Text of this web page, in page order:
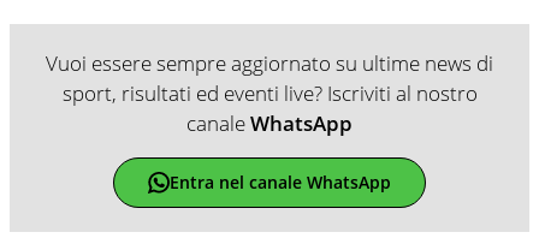
Vuoi essere sempre aggiornato su ultime news di
sport, risultati ed eventi live? Iscriviti al nostro
canaleWhatsApp
Entra nel canale WhatsApp